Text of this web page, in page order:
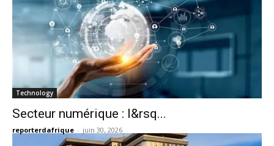
Technology
Secteur numérique : l&rsq...
reporterdafrique - juin 30, 2026